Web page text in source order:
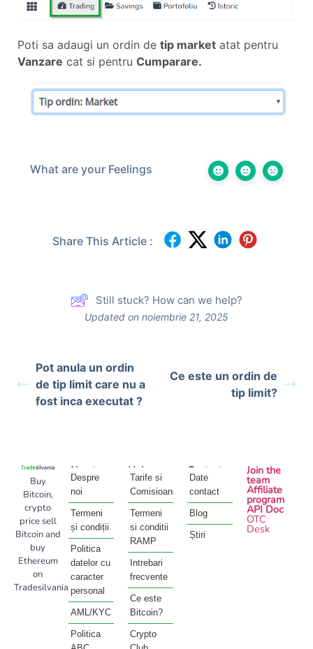
Poti sa adaugi un ordin de tip market atat pentru
Vanzare cat si pentru Cumparare.
What are your Feelings
Share This Article :
Still stuck? How can we help?
Updated on noiembrie 21, 2025
Pot anula un ordin
de tip limit care nu a
fost inca executat ?
Ce este un ordin de
tip limit?
Buy
Bitcoin,
crypto
price sell
Bitcoin and
buy
Ethereum
on
Tradesilvania
About
Despre
noi
Termeni
și condiții
Politica
datelor cu
caracter
personal
AML/KYC
Politica
Help
Tarife si
Comisioane
Termeni
si conditii
RAMP
Intrebari
frecvente
Ce este
Bitcoin?
Crypto
Contact
Date
contact
Blog
Știri
Join the
team
Affiliate
program
API Doc
OTC
Desk